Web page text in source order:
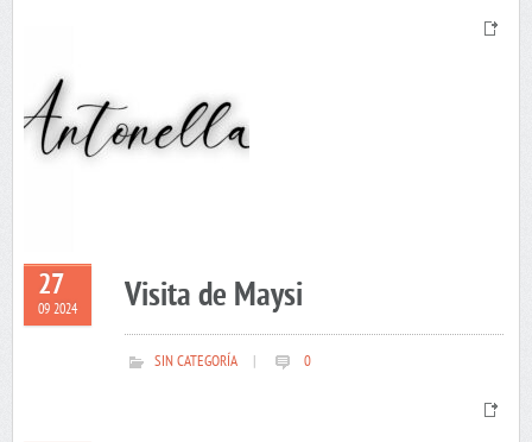
27
09 2024 Visita de Maysi
SIN CATEGORÍA 0